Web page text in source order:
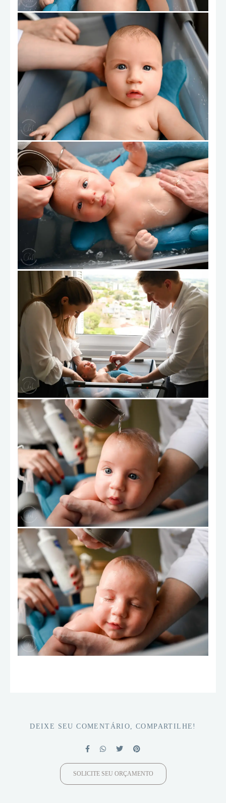
DEIXE SEU COMENTÁRIO, COMPARTILHE!
SOLICITE SEU ORÇAMENTO